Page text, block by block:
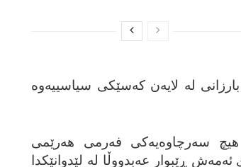
له‌ لایه‌ن که‌سێکی سیاسییه‌وه‌
هیچ سه‌رچاوه‌یه‌کی فه‌رمی هه‌رێمی
ڕێبوار عه‌بدووڵا له‌ لێدوانێکدا